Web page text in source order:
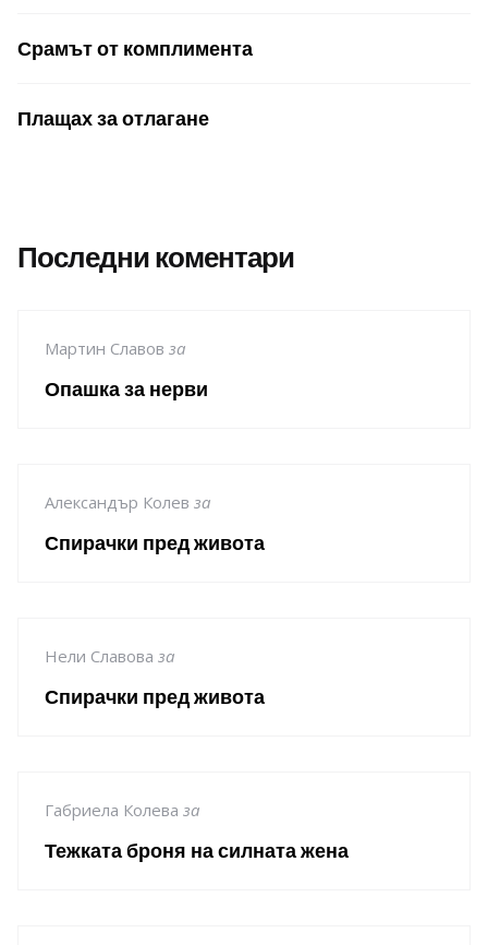
Срамът от комплимента
Плащах за отлагане
Последни коментари
Мартин Славов за
Опашка за нерви
Александър Колев за
Спирачки пред живота
Нели Славова за
Спирачки пред живота
Габриела Колева за
Тежката броня на силната жена